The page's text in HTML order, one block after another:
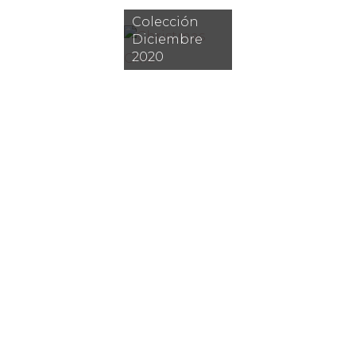
Colección
Diciembre
2020